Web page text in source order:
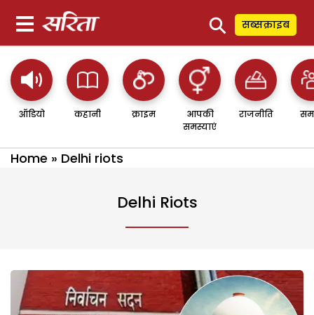
⚲ सब्सक्राइब
ऑडियो कहानी क्राइम
आपकी
समस्याएं
राजनीति
Home » Delhi riots
Delhi Riots